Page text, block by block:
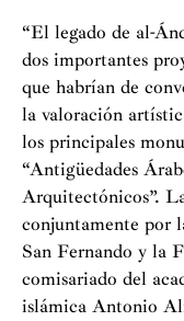
“El legado de al-
dos importantes
que habrían de
la valoración
los principales
“Antigüedades
Arquitectónicos”.
conjuntamente por
San Fernando y la
comisariado del
islámica Antonio